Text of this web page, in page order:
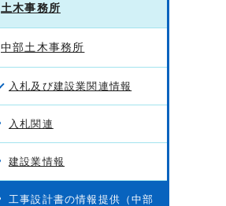
土木事務所
中部土木事務所
入札及び建設業関連情報
入札関連
建設業情報
工事設計書の情報提供（中部